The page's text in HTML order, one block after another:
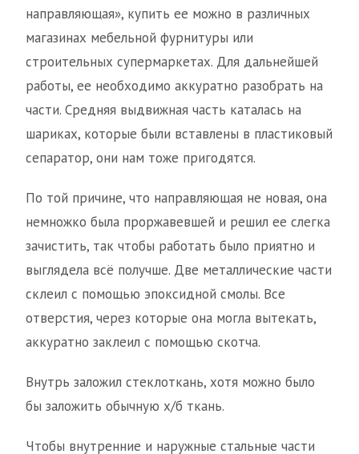
направляющая», купить ее можно в различных
магазинах мебельной фурнитуры или
строительных супермаркетах. Для дальнейшей
работы, ее необходимо аккуратно разобрать на
части. Средняя выдвижная часть каталась на
шариках, которые были вставлены в пластиковый
сепаратор, они нам тоже пригодятся.
По той причине, что направляющая не новая, она
немножко была проржавевшей и решил ее слегка
зачистить, так чтобы работать было приятно и
выглядела всё получше. Две металлические части
склеил с помощью эпоксидной смолы. Все
отверстия, через которые она могла вытекать,
аккуратно заклеил с помощью скотча.
Внутрь заложил стеклоткань, хотя можно было
бы заложить обычную х/б ткань.
Чтобы внутренние и наружные стальные части